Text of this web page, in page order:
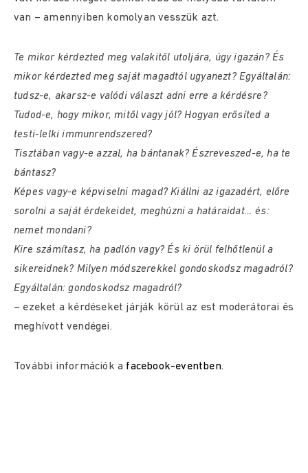
van – amennyiben komolyan vesszük azt.
Te mikor kérdezted meg valakitől utoljára, úgy igazán? És
mikor kérdezted meg saját magadtól ugyanezt? Egyáltalán:
tudsz-e, akarsz-e valódi választ adni erre a kérdésre?
Tudod-e, hogy mikor, mitől vagy jól? Hogyan erősíted a
testi-lelki immunrendszered?
Tisztában vagy-e azzal, ha bántanak? Észreveszed-e, ha te
bántasz?
Képes vagy-e képviselni magad? Kiállni az igazadért, előre
sorolni a saját érdekeidet, meghúzni a határaidat… és:
nemet mondani?
Kire számítasz, ha padlón vagy? És ki örül felhőtlenül a
sikereidnek? Milyen módszerekkel gondoskodsz magadról?
Egyáltalán: gondoskodsz magadról?
– ezeket a kérdéseket járják körül az est moderátorai és
meghívott vendégei.
További információk a facebook-eventben.